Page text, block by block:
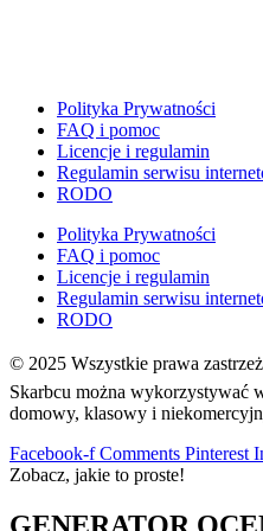
Ferie
Fotobudka
Girlandy
Girlandy na LATO
Grafomotoryka
Grinch
Gry
↳ Dopasuj i opowiedź
↳ Ja mam kto ma
↳ Labirynt podłogowy
↳ Puzzle
Polityka Prywatności
FAQ i pomoc
Licencje i regulamin
Regulamin serwisu
RODO
Polityka Prywatności
FAQ i pomoc
Licencje i regulamin
Regulamin serwisu
RODO
© 2025 Wszystkie prawa
Skarbcu można wykorzystywać
domowy, klasowy i
Facebook-f Comments Pinterest
Zobacz, jakie to proste!
GENERATOR